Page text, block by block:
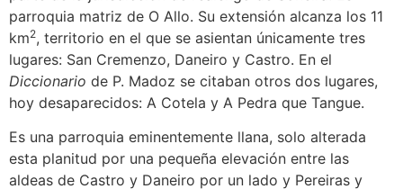
parroquia matriz de O Allo. Su extensión alcanza los 11
km2, territorio en el que se asientan únicamente tres
lugares: San Cremenzo, Daneiro y Castro. En el
Diccionario de P. Madoz se citaban otros dos lugares,
hoy desaparecidos: A Cotela y A Pedra que Tangue.
Es una parroquia eminentemente llana, solo alterada
esta planitud por una pequeña elevación entre las
aldeas de Castro y Daneiro por un lado y Pereiras y